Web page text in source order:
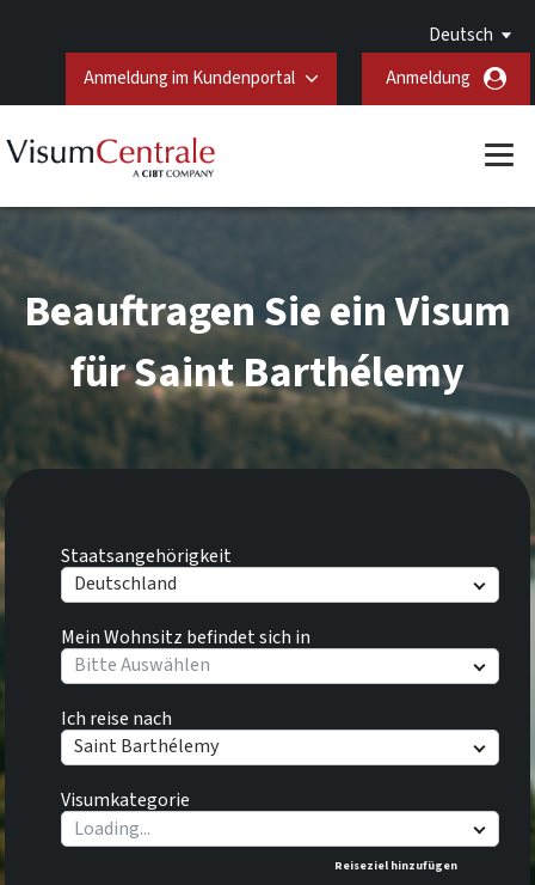
Deutsch
Anmeldung im Kundenportal
Anmeldung
Staatsangehörigkeit
Deutschland
Mein Wohnsitz befindet sich in
Bitte Auswählen
Ich reise nach
Saint Barthélemy
Visumkategorie
Reiseziel hinzufügen
Beauftragen Sie ein Visum
für Saint Barthélemy